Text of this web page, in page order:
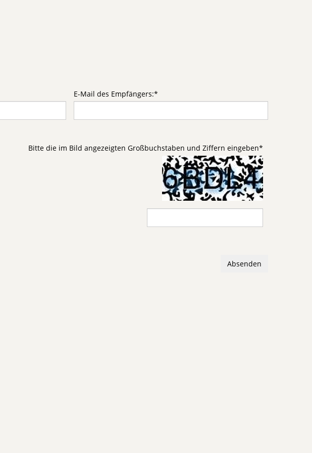
E-Mail des Empfängers:*
Bitte die im Bild angezeigten Großbuchstaben und Ziffern eingeben*
Absenden